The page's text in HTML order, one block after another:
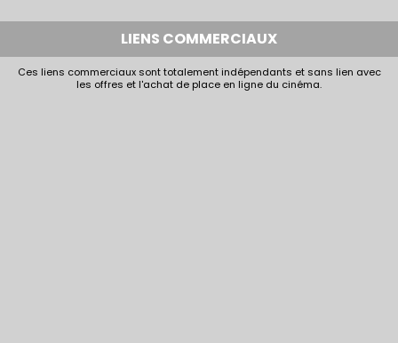
LIENS COMMERCIAUX
Ces liens commerciaux sont totalement indépendants et sans lien avec
les offres et l'achat de place en ligne du cinéma.